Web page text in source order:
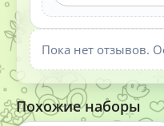
Пока нет отзывов.
Похожие наборы